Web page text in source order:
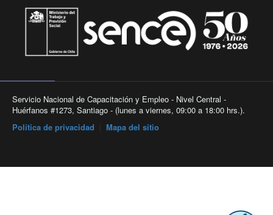
Servicio Nacional de Capacitación y Empleo - Nivel Central -
Huérfanos #1273, Santiago - (lunes a viernes, 09:00 a 18:00 hrs.).
Política de privacidad
Mapa del sitio